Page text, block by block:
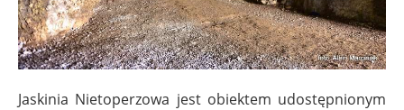
Jaskinia Nietoperzowa jest obiektem udostępnionym